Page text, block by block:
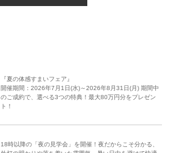
『夏の体感すまいフェア』
開催期間：2026年7月1日(水)～2026年8月31日(月) 期間中
のご成約で、選べる3つの特典！最大80万円分をプレゼン
ト！
18時以降の「夜の見学会」を開催！夜だからこそ分かる、